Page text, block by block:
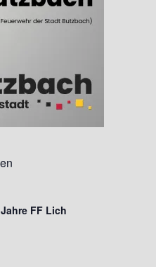
FF Lich